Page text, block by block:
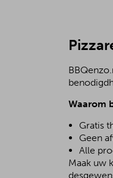
Waarom
Gratis
Geen
Alle
Maak uw